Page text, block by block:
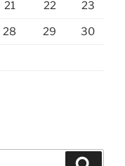
21 22 23
28 29 30